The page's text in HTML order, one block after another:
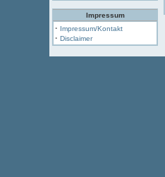
Impressum
· Impressum/Kontakt
· Disclaimer